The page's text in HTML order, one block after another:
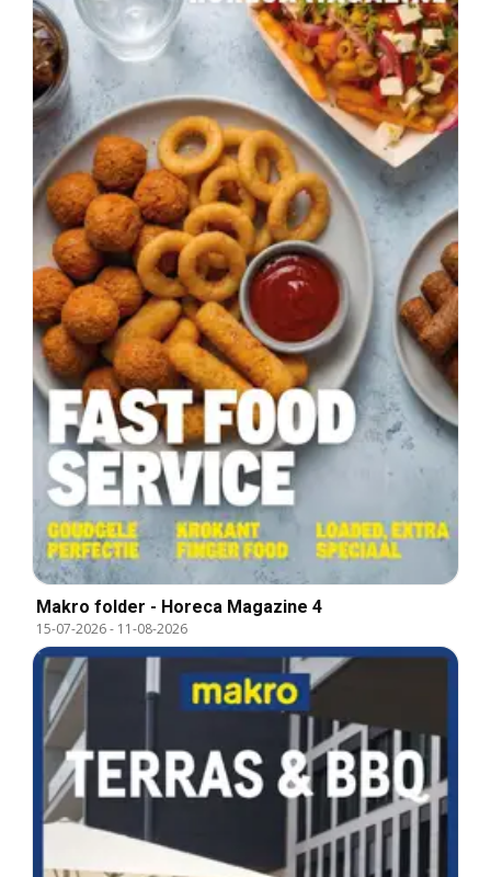
Makro folder - Horeca Magazine 4
15-07-2026- 11-08-2026